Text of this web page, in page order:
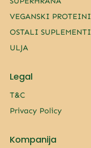
VEGANSKI PROTEINI
OSTALI SUPLEMENTI
ULJA
Legal
T&C
Privacy Policy
Kompanija